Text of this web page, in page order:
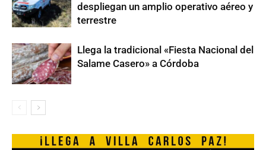
despliegan un amplio operativo aéreo y
terrestre
Llega la tradicional «Fiesta Nacional del
Salame Casero» a Córdoba